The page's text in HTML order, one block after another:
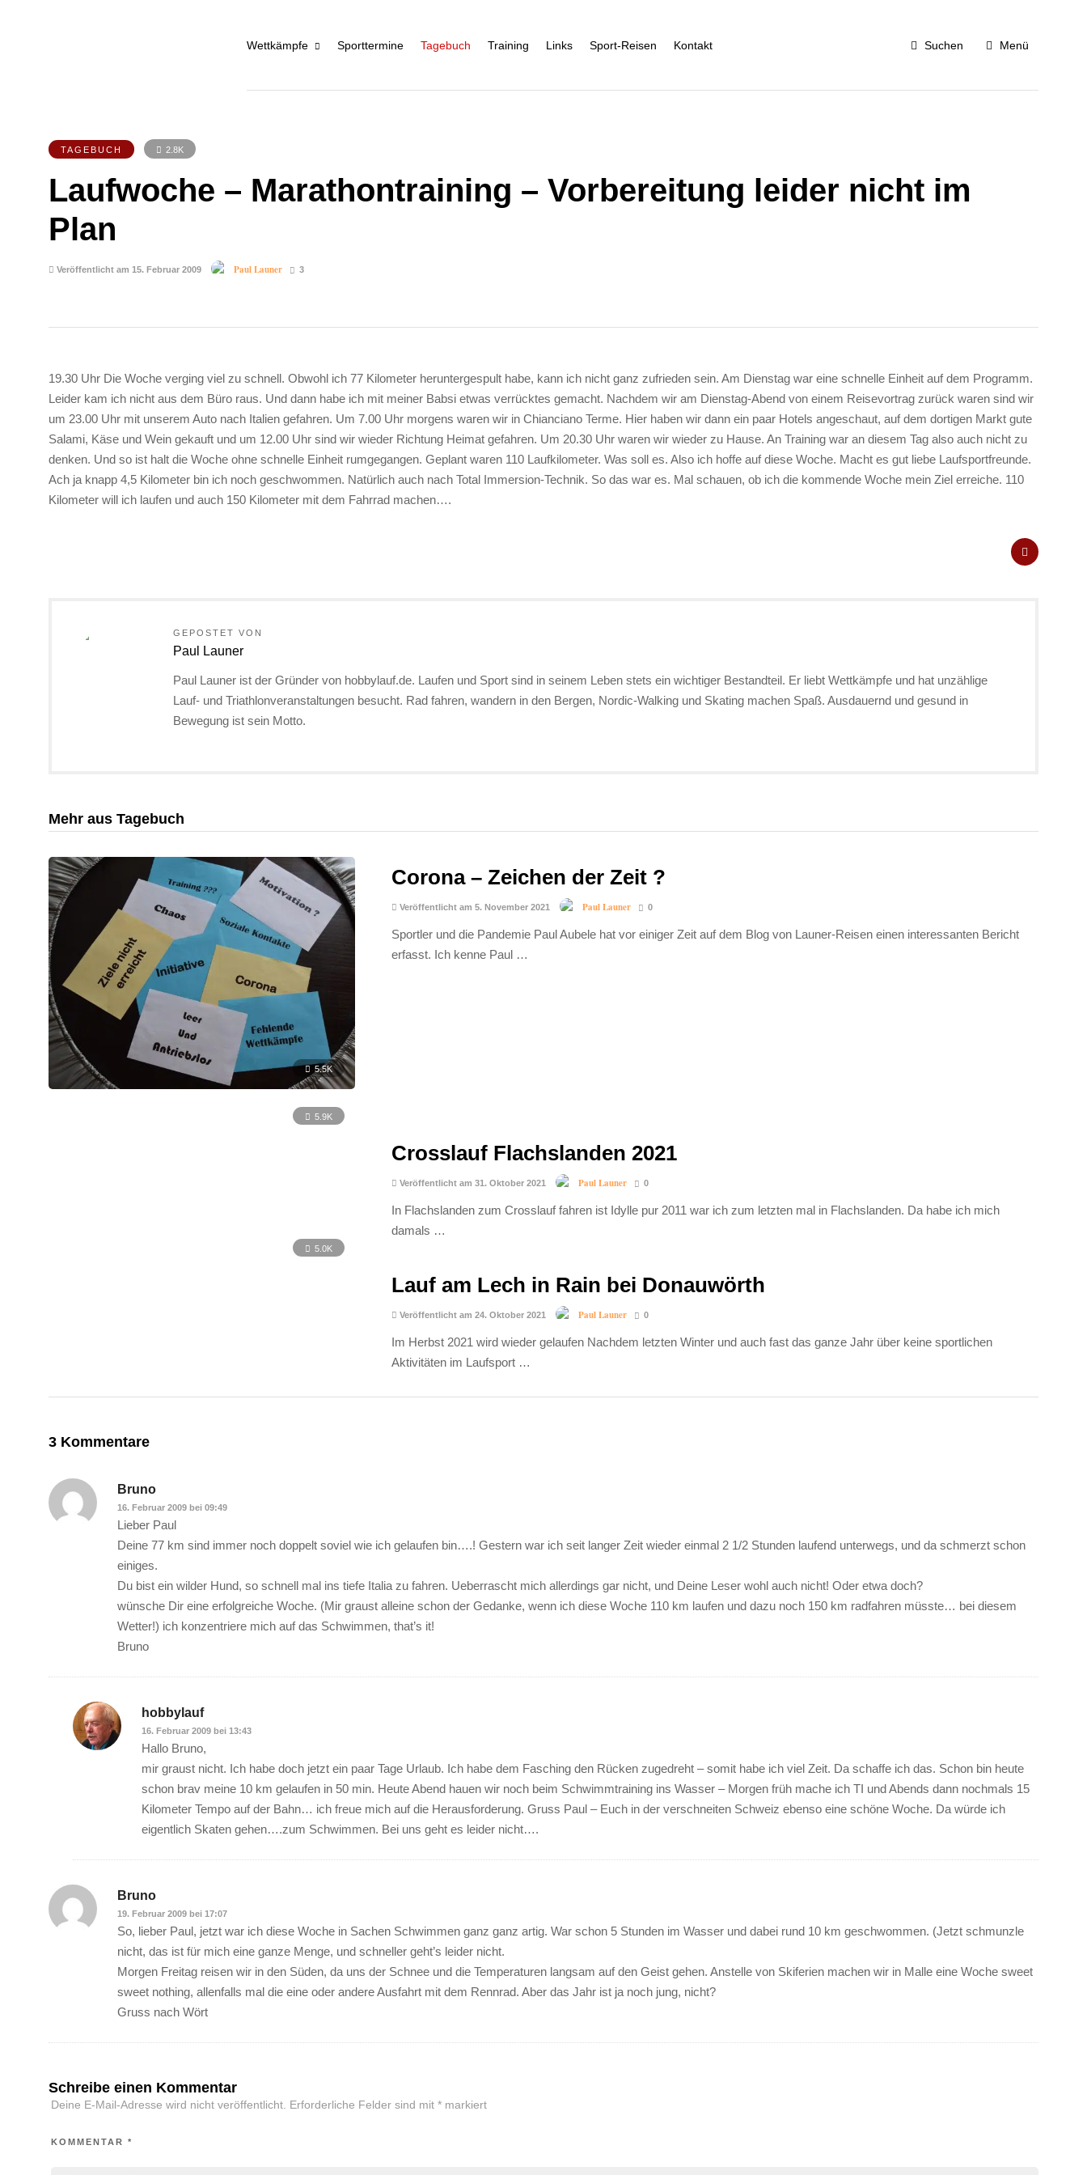
Wettkämpfe Sporttermine Tagebuch Training Links Sport-Reisen Kontakt Suchen Menü
TAGEBUCH 2.8K
Laufwoche – Marathontraining – Vorbereitung leider nicht im
Plan
Veröffentlicht am 15. Februar 2009 Paul Launer 3
19.30 Uhr Die Woche verging viel zu schnell. Obwohl ich 77 Kilometer heruntergespult habe, kann ich nicht ganz zufrieden sein. Am Dienstag war eine schnelle Einheit auf dem Programm.
Leider kam ich nicht aus dem Büro raus. Und dann habe ich mit meiner Babsi etwas verrücktes gemacht. Nachdem wir am Dienstag-Abend von einem Reisevortrag zurück waren sind wir
um 23.00 Uhr mit unserem Auto nach Italien gefahren. Um 7.00 Uhr morgens waren wir in Chianciano Terme. Hier haben wir dann ein paar Hotels angeschaut, auf dem dortigen Markt gute
Salami, Käse und Wein gekauft und um 12.00 Uhr sind wir wieder Richtung Heimat gefahren. Um 20.30 Uhr waren wir wieder zu Hause. An Training war an diesem Tag also auch nicht zu
denken. Und so ist halt die Woche ohne schnelle Einheit rumgegangen. Geplant waren 110 Laufkilometer. Was soll es. Also ich hoffe auf diese Woche. Macht es gut liebe Laufsportfreunde.
Ach ja knapp 4,5 Kilometer bin ich noch geschwommen. Natürlich auch nach Total Immersion-Technik. So das war es. Mal schauen, ob ich die kommende Woche mein Ziel erreiche. 110
Kilometer will ich laufen und auch 150 Kilometer mit dem Fahrrad machen….
GEPOSTET VON
Paul Launer
Paul Launer ist der Gründer von hobbylauf.de. Laufen und Sport sind in seinem Leben stets ein wichtiger Bestandteil. Er liebt Wettkämpfe und hat unzählige
Lauf- und Triathlonveranstaltungen besucht. Rad fahren, wandern in den Bergen, Nordic-Walking und Skating machen Spaß. Ausdauernd und gesund in
Bewegung ist sein Motto.
Mehr aus Tagebuch
5.5K
Corona – Zeichen der Zeit ?
Veröffentlicht am 5. November 2021 Paul Launer 0
Sportler und die Pandemie Paul Aubele hat vor einiger Zeit auf dem Blog von Launer-Reisen einen interessanten Bericht
erfasst. Ich kenne Paul …
5.9K
Crosslauf Flachslanden 2021
Veröffentlicht am 31. Oktober 2021 Paul Launer 0
In Flachslanden zum Crosslauf fahren ist Idylle pur 2011 war ich zum letzten mal in Flachslanden. Da habe ich mich
damals …
5.0K
Lauf am Lech in Rain bei Donauwörth
Veröffentlicht am 24. Oktober 2021 Paul Launer 0
Im Herbst 2021 wird wieder gelaufen Nachdem letzten Winter und auch fast das ganze Jahr über keine sportlichen
Aktivitäten im Laufsport …
3 Kommentare
Bruno
16. Februar 2009 bei 09:49
Lieber Paul
Deine 77 km sind immer noch doppelt soviel wie ich gelaufen bin….! Gestern war ich seit langer Zeit wieder einmal 2 1/2 Stunden laufend unterwegs, und da schmerzt schon
einiges.
Du bist ein wilder Hund, so schnell mal ins tiefe Italia zu fahren. Ueberrascht mich allerdings gar nicht, und Deine Leser wohl auch nicht! Oder etwa doch?
wünsche Dir eine erfolgreiche Woche. (Mir graust alleine schon der Gedanke, wenn ich diese Woche 110 km laufen und dazu noch 150 km radfahren müsste… bei diesem
Wetter!) ich konzentriere mich auf das Schwimmen, that’s it!
Bruno
hobbylauf
16. Februar 2009 bei 13:43
Hallo Bruno,
mir graust nicht. Ich habe doch jetzt ein paar Tage Urlaub. Ich habe dem Fasching den Rücken zugedreht – somit habe ich viel Zeit. Da schaffe ich das. Schon bin heute
schon brav meine 10 km gelaufen in 50 min. Heute Abend hauen wir noch beim Schwimmtraining ins Wasser – Morgen früh mache ich TI und Abends dann nochmals 15
Kilometer Tempo auf der Bahn… ich freue mich auf die Herausforderung. Gruss Paul – Euch in der verschneiten Schweiz ebenso eine schöne Woche. Da würde ich
eigentlich Skaten gehen….zum Schwimmen. Bei uns geht es leider nicht….
Bruno
19. Februar 2009 bei 17:07
So, lieber Paul, jetzt war ich diese Woche in Sachen Schwimmen ganz ganz artig. War schon 5 Stunden im Wasser und dabei rund 10 km geschwommen. (Jetzt schmunzle
nicht, das ist für mich eine ganze Menge, und schneller geht’s leider nicht.
Morgen Freitag reisen wir in den Süden, da uns der Schnee und die Temperaturen langsam auf den Geist gehen. Anstelle von Skiferien machen wir in Malle eine Woche sweet
sweet nothing, allenfalls mal die eine oder andere Ausfahrt mit dem Rennrad. Aber das Jahr ist ja noch jung, nicht?
Gruss nach Wört
Schreibe einen Kommentar
Deine E-Mail-Adresse wird nicht veröffentlicht. Erforderliche Felder sind mit *markiert
KOMMENTAR *